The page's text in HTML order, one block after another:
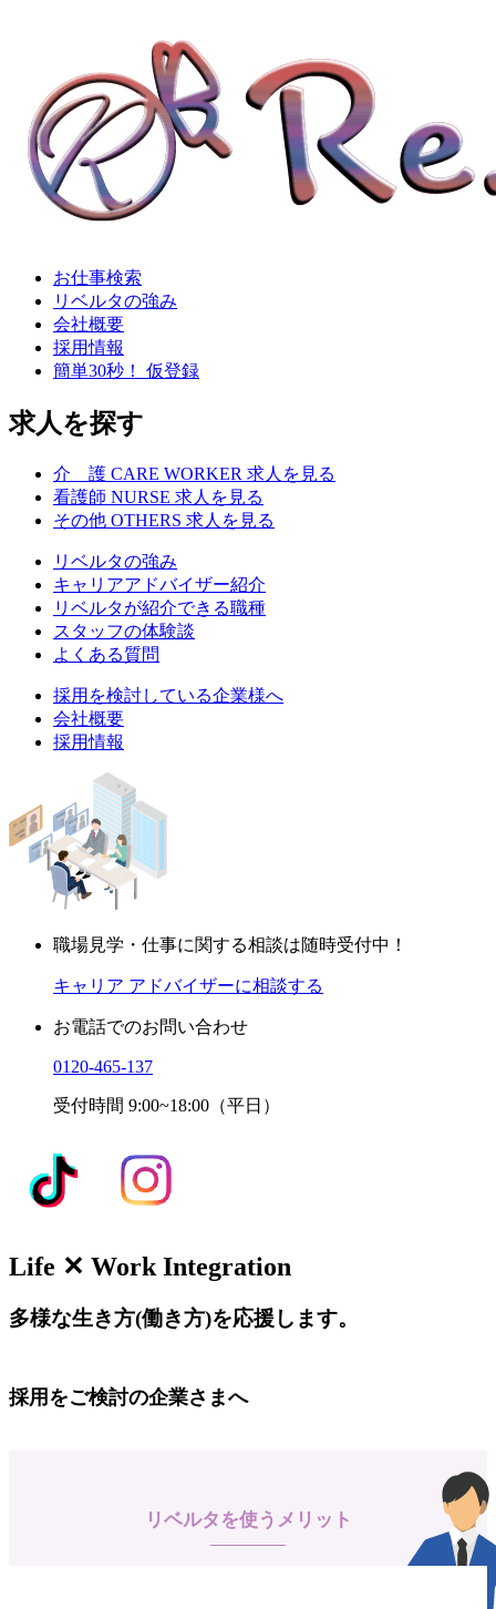
お仕事検索
リベルタの強み
会社概要
採用情報
簡単30秒！ 仮登録
求人を探す
介 護 CARE WORKER 求人を見る
看護師 NURSE 求人を見る
その他 OTHERS 求人を見る
リベルタの強み
キャリアアドバイザー紹介
リベルタが紹介できる職種
スタッフの体験談
よくある質問
採用を検討している企業様へ
会社概要
採用情報
職場見学・仕事に関する相談は随時受付中！
キャリア アドバイザーに相談する
お電話でのお問い合わせ
0120-465-137
受付時間 9:00~18:00（平日）
Life ✕ Work Integration
多様な生き方(働き方)を応援します。
採用をご検討の企業さまへ
リベルタを使うメリット